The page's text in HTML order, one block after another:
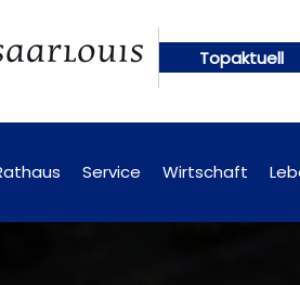
Topaktuell
Öffentliche
Service Wirtschaft